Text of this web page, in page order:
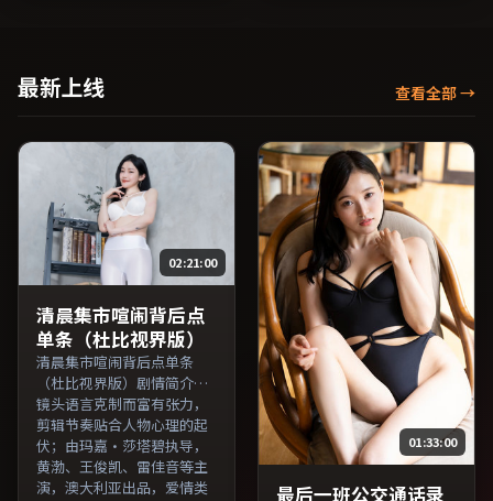
与主创阵容，便于检索与比
员交叉检索。）
地区院线首映，网络平台同
检索观看。（国产影视资源
大全免费条目索引，支持片
名与演员交叉检索。）
最新上线 查看全部→
02:21:00
清晨集市喧闹背后点
单条（杜比视界版）
清晨集市喧闹背后点单条
（杜比视界版）剧情简介：
镜头语言克制而富有张力，
剪辑节奏贴合人物心理的起
伏；由玛嘉·莎塔碧执导，
黄渤、王俊凯、雷佳音等主
演，澳大利亚出品，爱情类
01:33:00
最后一班公交通话录